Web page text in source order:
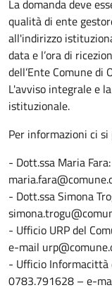
La domanda deve
qualità di ente
all'indirizzo
data e l’ora di
dell’Ente Comune di
L'avviso integrale e
istituzionale.
Per informazioni ci
- Dott.ssa Maria
- Dott.ssa Simona
- Ufficio URP del
e-mail
- Ufficio Informacittà
0783.791628 – e-